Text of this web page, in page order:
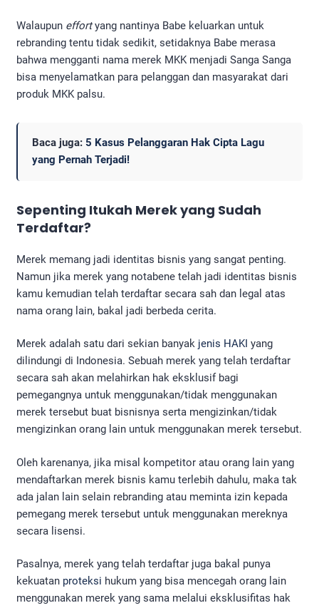
Walaupun effortyang nantinya Babe keluarkan untuk
rebranding tentu tidak sedikit, setidaknya Babe merasa
bahwa mengganti nama merek MKK menjadi Sanga Sanga
bisa menyelamatkan para pelanggan dan masyarakat dari
produk MKK palsu.
Baca juga: 5 Kasus Pelanggaran Hak Cipta Lagu
yang Pernah Terjadi!
Sepenting Itukah Merek yang Sudah
Terdaftar?
Merek memang jadi identitas bisnis yang sangat penting.
Namun jika merek yang notabene telah jadi identitas bisnis
kamu kemudian telah terdaftar secara sah dan legal atas
nama orang lain, bakal jadi berbeda cerita.
Merek adalah satu dari sekian banyak jenis HAKI yang
dilindungi di Indonesia. Sebuah merek yang telah terdaftar
secara sah akan melahirkan hak eksklusif bagi
pemegangnya untuk menggunakan/tidak menggunakan
merek tersebut buat bisnisnya serta mengizinkan/tidak
mengizinkan orang lain untuk menggunakan merek tersebut.
Oleh karenanya, jika misal kompetitor atau orang lain yang
mendaftarkan merek bisnis kamu terlebih dahulu, maka tak
ada jalan lain selain rebranding atau meminta izin kepada
pemegang merek tersebut untuk menggunakan mereknya
secara lisensi.
Pasalnya, merek yang telah terdaftar juga bakal punya
kekuatan proteksi hukum yang bisa mencegah orang lain
menggunakan merek yang sama melalui eksklusifitas hak